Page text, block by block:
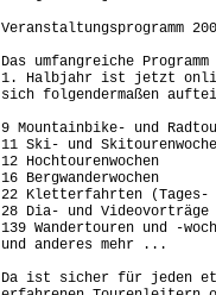
Veranstaltungsprogramm
Das umfangreiche
1. Halbjahr ist jetzt
sich folgendermaßen
9 Mountainbike- und
11 Ski- und
12 Hochtourenwochen
16 Bergwanderwochen
22 Kletterfahrten (Tages-
28 Dia- und Videovorträge
139 Wandertouren und -
und anderes mehr ...
Da ist sicher für jeden